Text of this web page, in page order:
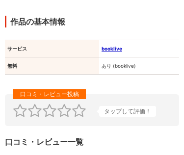
作品の基本情報
サービス booklive
無料 あり (booklive)
タップして評価！
口コミ・レビュー一覧